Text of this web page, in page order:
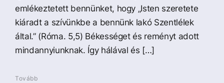
emlékeztetett bennünket, hogy „Isten szeretete
kiáradt a szívünkbe a bennünk lakó Szentlélek
által.” (Róma. 5,5) Békességet és reményt adott
mindannyiunknak. Így hálával és […]
Tovább